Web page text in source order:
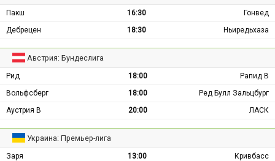
Пакш 16:30
Гонвед
Дебрецен
18:30 Ньиредьхаза
Австрия: Бундеслига
Рид 18:00
Рапид В
Вольфсберг
18:00
Ред Булл Зальцбург
Аустрия В
20:00 ЛАСК
Украина: Премьер-лига
Заря 13:00
Кривбасс